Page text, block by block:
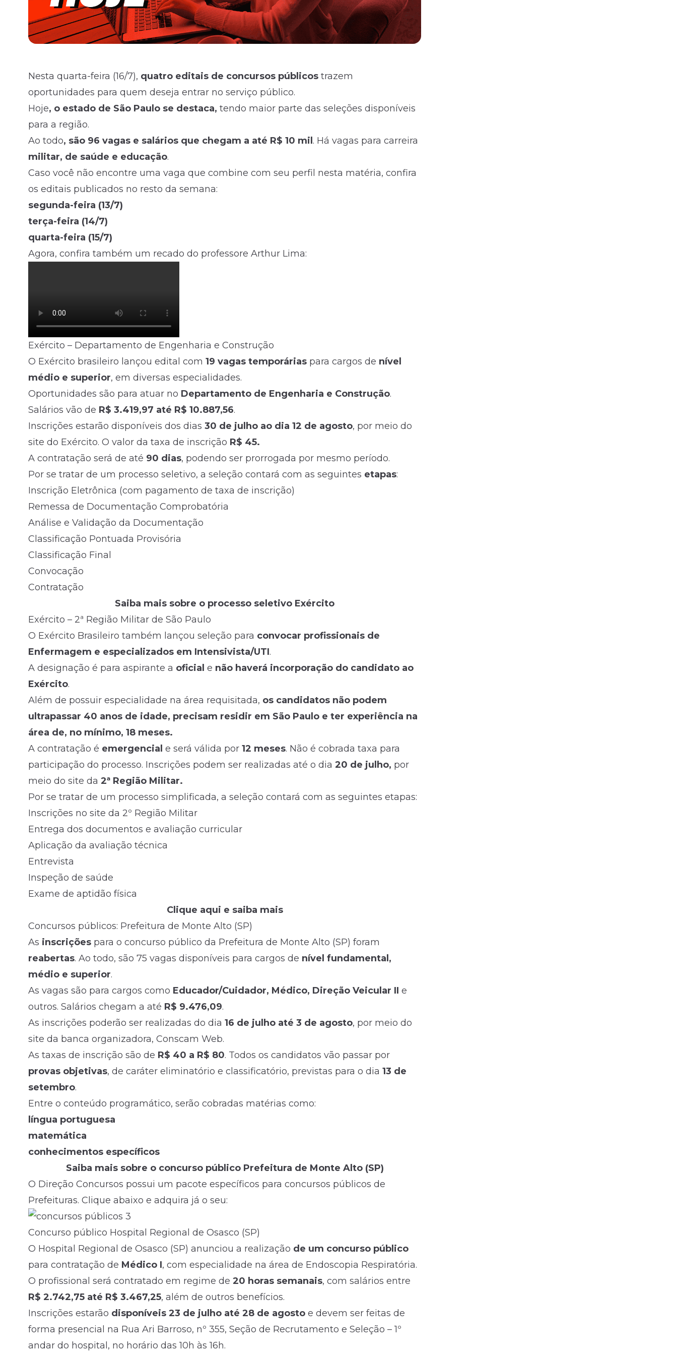
Nesta quarta-feira (16/7), quatro editais de concursos públicos trazem
oportunidades para quem deseja entrar no serviço público.
Hoje, o estado de São Paulo se destaca, tendo maior parte das seleções disponíveis
para a região.
Ao todo, são 96 vagas e salários que chegam a até R$ 10 mil . Há vagas para carreira
militar, de saúde e educação.
Caso você não encontre uma vaga que combine com seu perfil nesta matéria, confira
os editais publicados no resto da semana:
segunda-feira (13/7)
terça-feira (14/7)
quarta-feira (15/7)
Agora, confira também um recado do professore Arthur Lima:
Exército – Departamento de Engenharia e Construção
O Exército brasileiro lançou edital com 19 vagas temporárias para cargos de nível
médio e superior, em diversas especialidades.
Oportunidades são para atuar no Departamento de Engenharia e Construção.
Salários vão de R$ 3.419,97 até R$ 10.887,56.
Inscrições estarão disponíveis dos dias 30 de julho ao dia 12 de agosto, por meio do
site do Exército. O valor da taxa de inscrição R$ 45.
A contratação será de até 90 dias, podendo ser prorrogada por mesmo período.
Por se tratar de um processo seletivo, a seleção contará com as seguintes etapas:
Inscrição Eletrônica (com pagamento de taxa de inscrição)
Remessa de Documentação Comprobatória
Análise e Validação da Documentação
Classificação Pontuada Provisória
Classificação Final
Convocação
Contratação
Saiba mais sobre o processo seletivo Exército
Exército – 2ª Região Militar de São Paulo
O Exército Brasileiro também lançou seleção para convocar profissionais de
Enfermagem e especializados em Intensivista/UTI.
A designação é para aspirante a oficial e não haverá incorporação do candidato ao
Exército.
Além de possuir especialidade na área requisitada, os candidatos não podem
ultrapassar 40 anos de idade, precisam residir em São Paulo e ter experiência na
área de, no mínimo, 18 meses.
A contratação é emergencial e será válida por 12 meses. Não é cobrada taxa para
participação do processo. Inscrições podem ser realizadas até o dia 20 de julho, por
meio do site da 2ª Região Militar.
Por se tratar de um processo simplificada, a seleção contará com as seguintes etapas:
Inscrições no site da 2º Região Militar
Entrega dos documentos e avaliação curricular
Aplicação da avaliação técnica
Entrevista
Inspeção de saúde
Exame de aptidão física
Clique aqui e saiba mais
Concursos públicos: Prefeitura de Monte Alto (SP)
As inscrições para o concurso público da Prefeitura de Monte Alto (SP) foram
reabertas. Ao todo, são 75 vagas disponíveis para cargos de nível fundamental,
médio e superior.
As vagas são para cargos como Educador/Cuidador, Médico, Direção Veicular II e
outros. Salários chegam a até R$ 9.476,09.
As inscrições poderão ser realizadas do dia 16 de julho até 3 de agosto, por meio do
site da banca organizadora, Conscam Web.
As taxas de inscrição são de R$ 40 a R$ 80. Todos os candidatos vão passar por
provas objetivas, de caráter eliminatório e classificatório, previstas para o dia 13 de
setembro.
Entre o conteúdo programático, serão cobradas matérias como:
língua portuguesa
matemática
conhecimentos específicos
Saiba mais sobre o concurso público Prefeitura de Monte Alto (SP)
O Direção Concursos possui um pacote específicos para concursos públicos de
Prefeituras. Clique abaixo e adquira já o seu:
Concurso público Hospital Regional de Osasco (SP)
O Hospital Regional de Osasco (SP) anunciou a realização de um concurso público
para contratação de Médico I, com especialidade na área de Endoscopia Respiratória.
O profissional será contratado em regime de 20 horas semanais, com salários entre
R$ 2.742,75 até R$ 3.467,25, além de outros benefícios.
Inscrições estarão disponíveis 23 de julho até 28 de agosto e devem ser feitas de
forma presencial na Rua Ari Barroso, nº 355, Seção de Recrutamento e Seleção – 1º
andar do hospital, no horário das 10h às 16h.